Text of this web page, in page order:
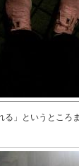
」というところ